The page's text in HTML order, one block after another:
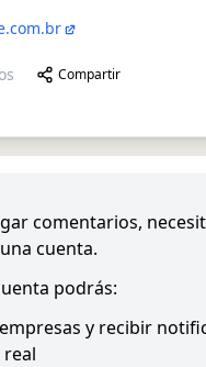
Compartir
comentarios,
una cuenta.
podrás:
y recibir